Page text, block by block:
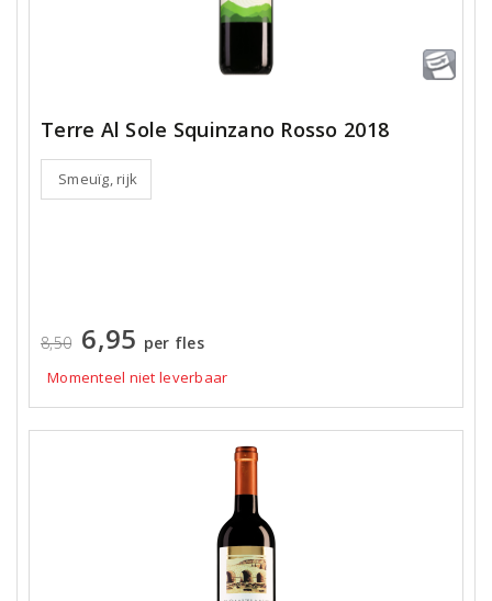
Terre Al Sole Squinzano Rosso 2018
Smeuïg, rijk
8,50 6,95 per fles
Momenteel niet leverbaar